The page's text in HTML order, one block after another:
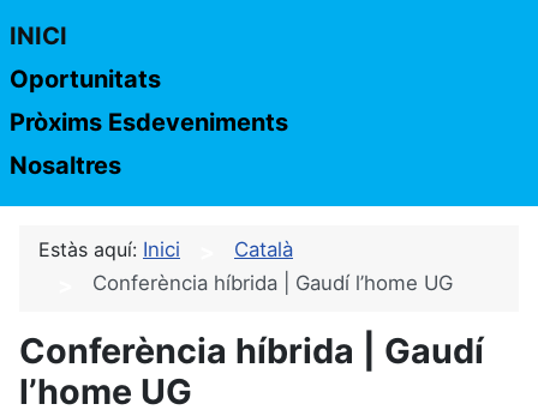
INICI
Oportunitats
Pròxims Esdeveniments
Nosaltres
Estàs aquí: Inici
Català
Conferència híbrida | Gaudí l’home UG
Conferència híbrida | Gaudí
l’home UG